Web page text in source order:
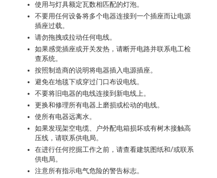
使用与灯具额定瓦数相匹配的灯泡。
不要用任何设备将多个电器连接到一个插座而让电源
插座过载。
请勿拖拽或拉动任何电线。
如果感觉插座或开关发热，请断开电路并联系电工检
查系统。
按照制造商的说明将电器插入电源插座。
避免在地毯下或穿过门口布设电线。
不要将旧电器的电线连接到新电线上。
更换和修理所有电器上磨损或松动的电线。
使所有电器远离水。
如果发现架空电缆、户外配电箱损坏或有树木接触高
压线，请联系供电局。
在进行任何挖掘工作之前，请查看建筑图纸和/或联系
供电局。
注意所有指示电气危险的警告标志。